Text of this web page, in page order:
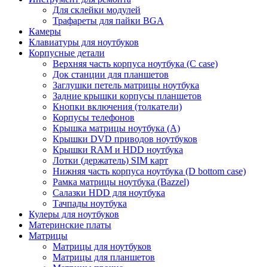
Для склейки модулей
Трафареты для пайки BGA
Камеры
Клавиатуры для ноутбуков
Корпусные детали
Верхняя часть корпуса ноутбука (С case)
Док станции для планшетов
Заглушки петель матрицы ноутбука
Задние крышки корпусы планшетов
Кнопки включения (толкатели)
Корпусы телефонов
Крышка матрицы ноутбука (A)
Крышки DVD приводов ноутбуков
Крышки RAM и HDD ноутбука
Лотки (держатель) SIM карт
Нижняя часть корпуса ноутбука (D bottom case)
Рамка матрицы ноутбука (Bazzel)
Салазки HDD для ноутбука
Тачпады ноутбука
Кулеры для ноутбуков
Материнские платы
Матрицы
Матрицы для ноутбуков
Матрицы для планшетов